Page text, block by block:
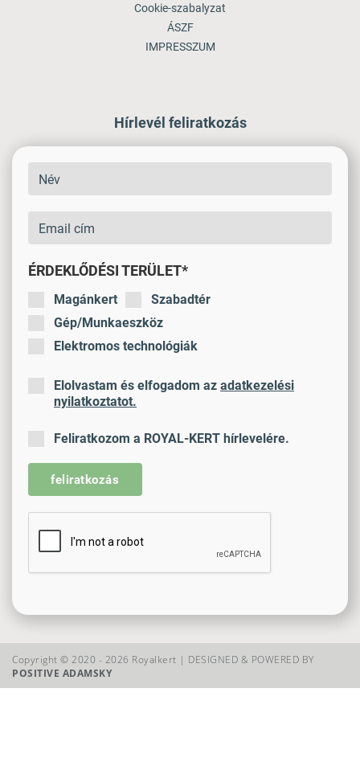
Cookie-szabalyzat
ÁSZF
IMPRESSZUM
Hírlevél feliratkozás
ÉRDEKLŐDÉSI TERÜLET*
Magánkert
Szabadtér
Gép/Munkaeszköz
Elektromos technológiák
Elolvastam és elfogadom az adatkezelési
nyilatkoztatot.
Feliratkozom a ROYAL-KERT hírlevelére.
feliratkozás
Copyright © 2020 - 2026 Royalkert | DESIGNED & POWERED BY
POSITIVE ADAMSKY